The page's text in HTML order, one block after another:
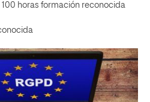
horas formación reconocida